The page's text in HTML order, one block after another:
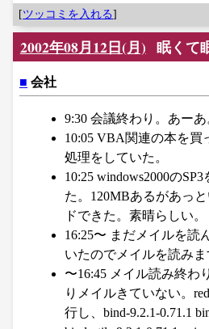
[ツッコミを入れる]
2002年08月12日(月) 眠くて
■ 会社
9:30 会議終わり。あーあ
10:05 VBA関連の本を買
処理をしていた。
10:25 windows2000の
た。120MBあるがあっ
ドできた。素晴らしい。
16:25〜 まだメイルを読
いたのでメイルを読みま
〜16:45 メイル読み終わ
りメイルきていない。
行し、bind-9.2.1-0.71.1